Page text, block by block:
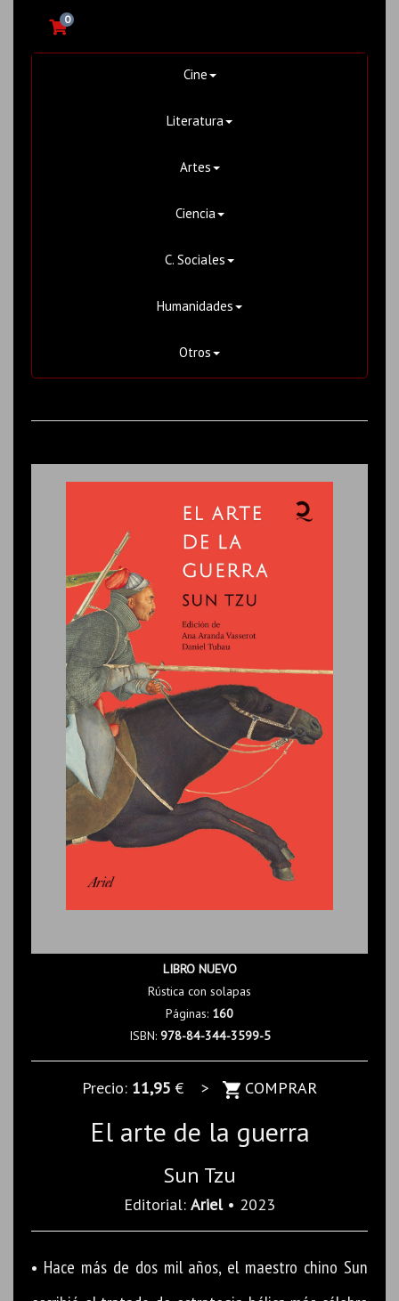
0
Cine
Literatura
Artes
Ciencia
C. Sociales
Humanidades
Otros
LIBRO NUEVO
Rústica con solapas
Páginas: 160
ISBN: 978-84-344-3599-5
Precio: 11,95 € > COMPRAR
El arte de la guerra
Sun Tzu
Editorial: Ariel• 2023
• Hace más de dos mil años, el maestro chino Sun